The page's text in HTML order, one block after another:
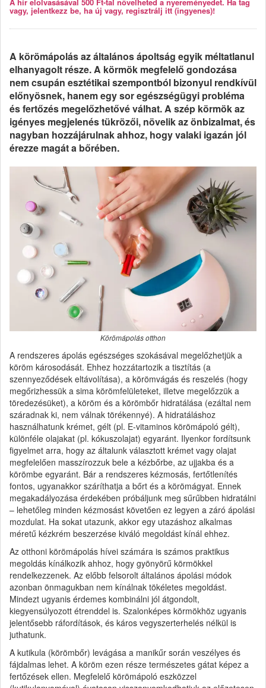
vagy, jelentkezz be, ha új vagy, regisztrálj itt (ingyenes)!
A körömápolás az általános ápoltság egyik méltatlanul
elhanyagolt része. A körmök megfelelő gondozása
nem csupán esztétikai szempontból bizonyul rendkívül
előnyösnek, hanem egy sor egészségügyi probléma
és fertőzés megelőzhetővé válhat. A szép körmök az
igényes megjelenés tükrözői, növelik az önbizalmat, és
nagyban hozzájárulnak ahhoz, hogy valaki igazán jól
érezze magát a bőrében.
Körömápolás otthon
A rendszeres ápolás egészséges szokásával megelőzhetjük a
köröm károsodását. Ehhez hozzátartozik a tisztítás (a
szennyeződések eltávolítása), a körömvágás és reszelés (hogy
megőrizhessük a sima körömfelületeket, illetve megelőzzük a
töredezésüket), a köröm és a körömbőr hidratálása (ezáltal nem
száradnak ki, nem válnak törékennyé). A hidratáláshoz
használhatunk krémet, gélt (pl. E-vitaminos körömápoló gélt),
különféle olajakat (pl. kókuszolajat) egyaránt. Ilyenkor fordítsunk
figyelmet arra, hogy az általunk választott krémet vagy olajat
megfelelően masszírozzuk bele a kézbőrbe, az ujjakba és a
körömbe egyaránt. Bár a rendszeres kézmosás, fertőtlenítés
fontos, ugyanakkor száríthatja a bőrt és a körömágyat. Ennek
megakadályozása érdekében próbáljunk meg sűrűbben hidratálni
– lehetőleg minden kézmosást követően ez legyen a záró ápolási
mozdulat. Ha sokat utazunk, akkor egy utazáshoz alkalmas
méretű kézkrém beszerzése kiváló megoldást kínál ehhez.
Az otthoni körömápolás hívei számára is számos praktikus
megoldás kínálkozik ahhoz, hogy gyönyörű körmökkel
rendelkezzenek. Az előbb felsorolt általános ápolási módok
azonban önmagukban nem kínálnak tökéletes megoldást.
Mindezt ugyanis érdemes kombinálni jól átgondolt,
kiegyensúlyozott étrenddel is. Szalonképes körmökhöz ugyanis
jelentősebb ráfordítások, és káros vegyszerterhelés nélkül is
juthatunk.
A kutikula (körömbőr) levágása a manikűr során veszélyes és
fájdalmas lehet. A köröm ezen része természetes gátat képez a
fertőzések ellen. Megfelelő körömápoló eszközzel